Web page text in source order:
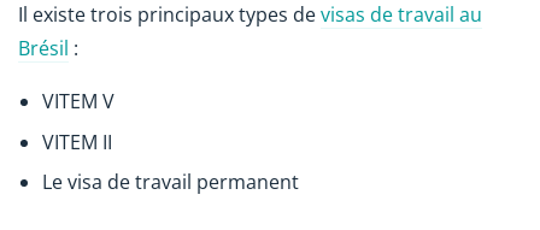
Il existe trois principaux types devisas de travail au
Brésil :
VITEM V
VITEM II
Le visa de travail permanent